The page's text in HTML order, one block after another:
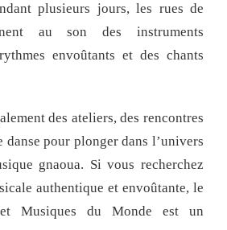
plusieurs jours, les rues de
au son des instruments
envoûtants et des chants
des ateliers, des rencontres
danse pour plonger dans l’univers
gnaoua. Si vous recherchez
authentique et envoûtante, le
Musiques du Monde est un